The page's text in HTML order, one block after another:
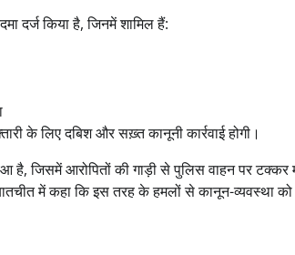
दर्ज किया है, जिनमें शामिल हैं:
के लिए दबिश और सख़्त कानूनी कार्रवाई होगी।
है, जिसमें आरोपितों की गाड़ी से पुलिस वाहन पर
में कहा कि इस तरह के हमलों से कानून-व्यवस्था को